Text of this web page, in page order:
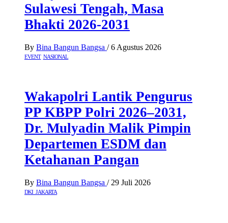
Sulawesi Tengah, Masa
Bhakti 2026-2031
By Bina Bangun Bangsa / 6 Agustus 2026
EVENT NASIONAL
Wakapolri Lantik Pengurus
PP KBPP Polri 2026–2031,
Dr. Mulyadin Malik Pimpin
Departemen ESDM dan
Ketahanan Pangan
By Bina Bangun Bangsa / 29 Juli 2026
DKI JAKARTA